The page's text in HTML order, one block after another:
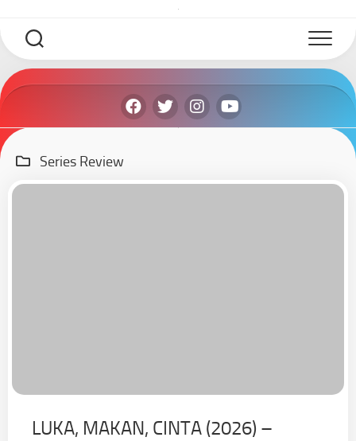
content
Series Review
LUKA, MAKAN, CINTA (2026) –